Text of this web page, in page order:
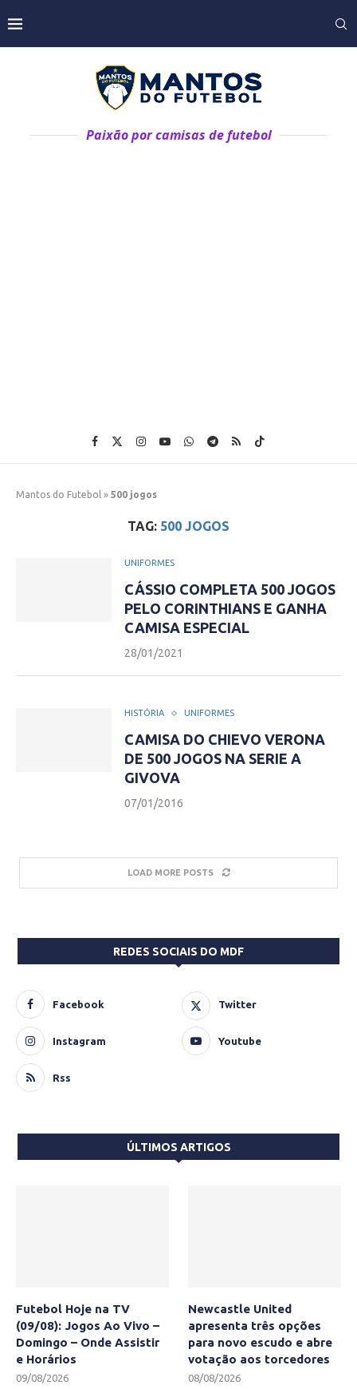
Paixão por camisas de futebol
Mantos do Futebol » 500 jogos
TAG: 500 JOGOS
UNIFORMES
CÁSSIO COMPLETA 500 JOGOS
PELO CORINTHIANS E GANHA
CAMISA ESPECIAL
28/01/2021
HISTÓRIA UNIFORMES
CAMISA DO CHIEVO VERONA
DE 500 JOGOS NA SERIE A
GIVOVA
07/01/2016
LOAD MORE POSTS
REDES SOCIAIS DO MDF
Facebook Twitter
Instagram Youtube
Rss
ÚLTIMOS ARTIGOS
Futebol Hoje na TV
(09/08): Jogos Ao Vivo –
Domingo – Onde Assistir
e Horários
09/08/2026
Newcastle United
apresenta três opções
para novo escudo e abre
votação aos torcedores
08/08/2026